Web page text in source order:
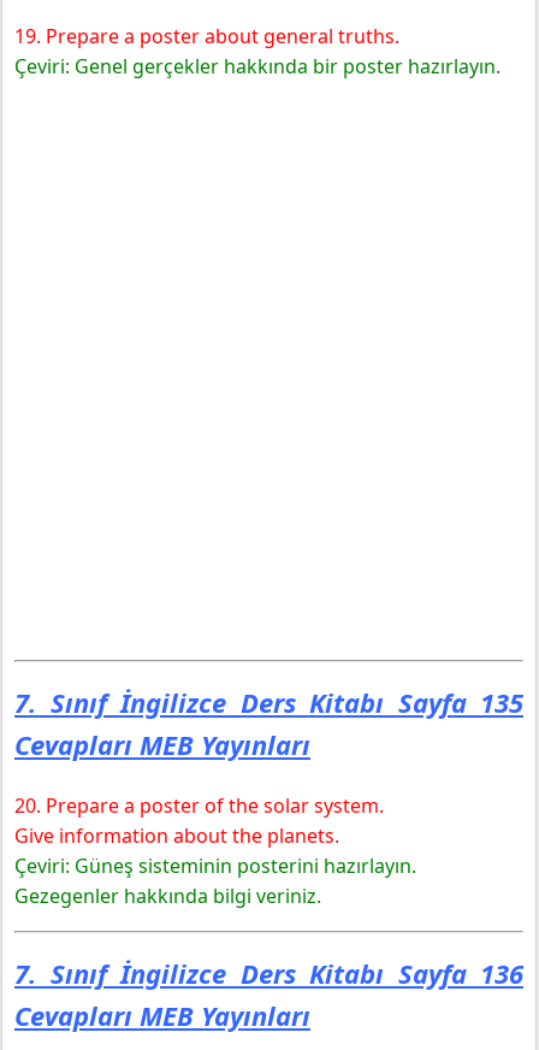
19. Prepare a poster about general truths.
Çeviri: Genel gerçekler hakkında bir poster hazırlayın.
7. Sınıf İngilizce Ders Kitabı Sayfa 135
Cevapları MEB Yayınları
20. Prepare a poster of the solar system.
Give information about the planets.
Çeviri: Güneş sisteminin posterini hazırlayın.
Gezegenler hakkında bilgi veriniz.
7. Sınıf İngilizce Ders Kitabı Sayfa 136
Cevapları MEB Yayınları